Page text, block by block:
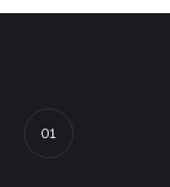
01